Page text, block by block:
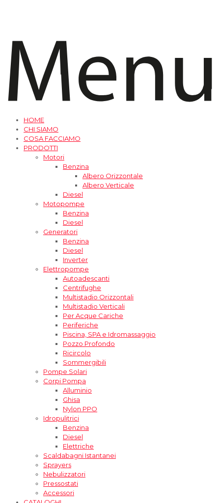
HOME
CHI SIAMO
COSA FACCIAMO
PRODOTTI
Motori
Benzina
Albero Orizzontale
Albero Verticale
Diesel
Motopompe
Benzina
Diesel
Generatori
Benzina
Diesel
Inverter
Elettropompe
Autoadescanti
Centrifughe
Multistadio Orizzontali
Multistadio Verticali
Per Acque Cariche
Periferiche
Piscina, SPA e Idromassaggio
Pozzo Profondo
Ricircolo
Sommergibili
Pompe Solari
Corpi Pompa
Alluminio
Ghisa
Nylon PPO
Idropulitrici
Benzina
Diesel
Elettriche
Scaldabagni Istantanei
Sprayers
Nebulizzatori
Pressostati
Accessori